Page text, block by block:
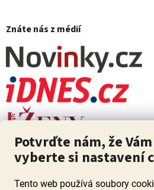
Potvrďte nám, že
vyberte si nastavení
Tento web používá soubory
Znáte nás z médií